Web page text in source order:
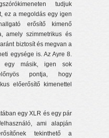
tudjuk
ez a megoldás egy igen
erősítő kimenő
amely szimmetrikus és
biztosít és megvan a
egysége is. Az Ayre 8.
egy másik, igen sok
pontja, hogy
előerősítő kimenettel
egy XLR és egy pár
ami alapján
tekinthető a